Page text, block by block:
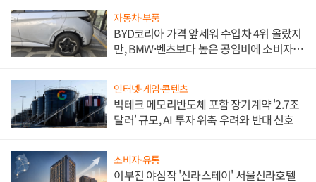
자동차·부품
BYD코리아 가격 앞세워 수입차 4위 올랐지
만, BMW·벤츠보다 높은 공임비에 소비자
인터넷·게임·콘텐츠
빅테크 메모리반도체 포함 장기계약 '2.7조
달러' 규모, AI 투자 위축 우려와 반대 신호
소비자·유통
이부진 야심작 '신라스테이' 서울신라호텔